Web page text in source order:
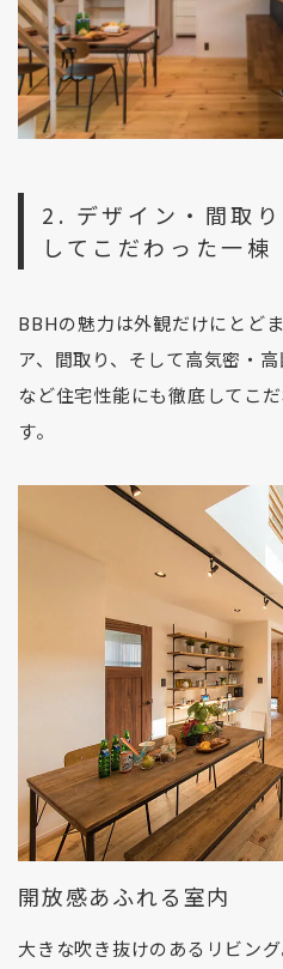
2. デザイン・間取
してこだわった一棟
BBHの魅力は外観だけにとど
ア、間取り、そして高気密・
など住宅性能にも徹底してこ
す。
開放感あふれる室内
大きな吹き抜けのあるリビン